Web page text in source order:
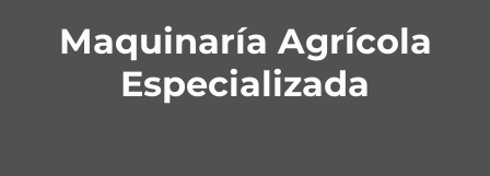
Maquinaría Agrícola
Especializada